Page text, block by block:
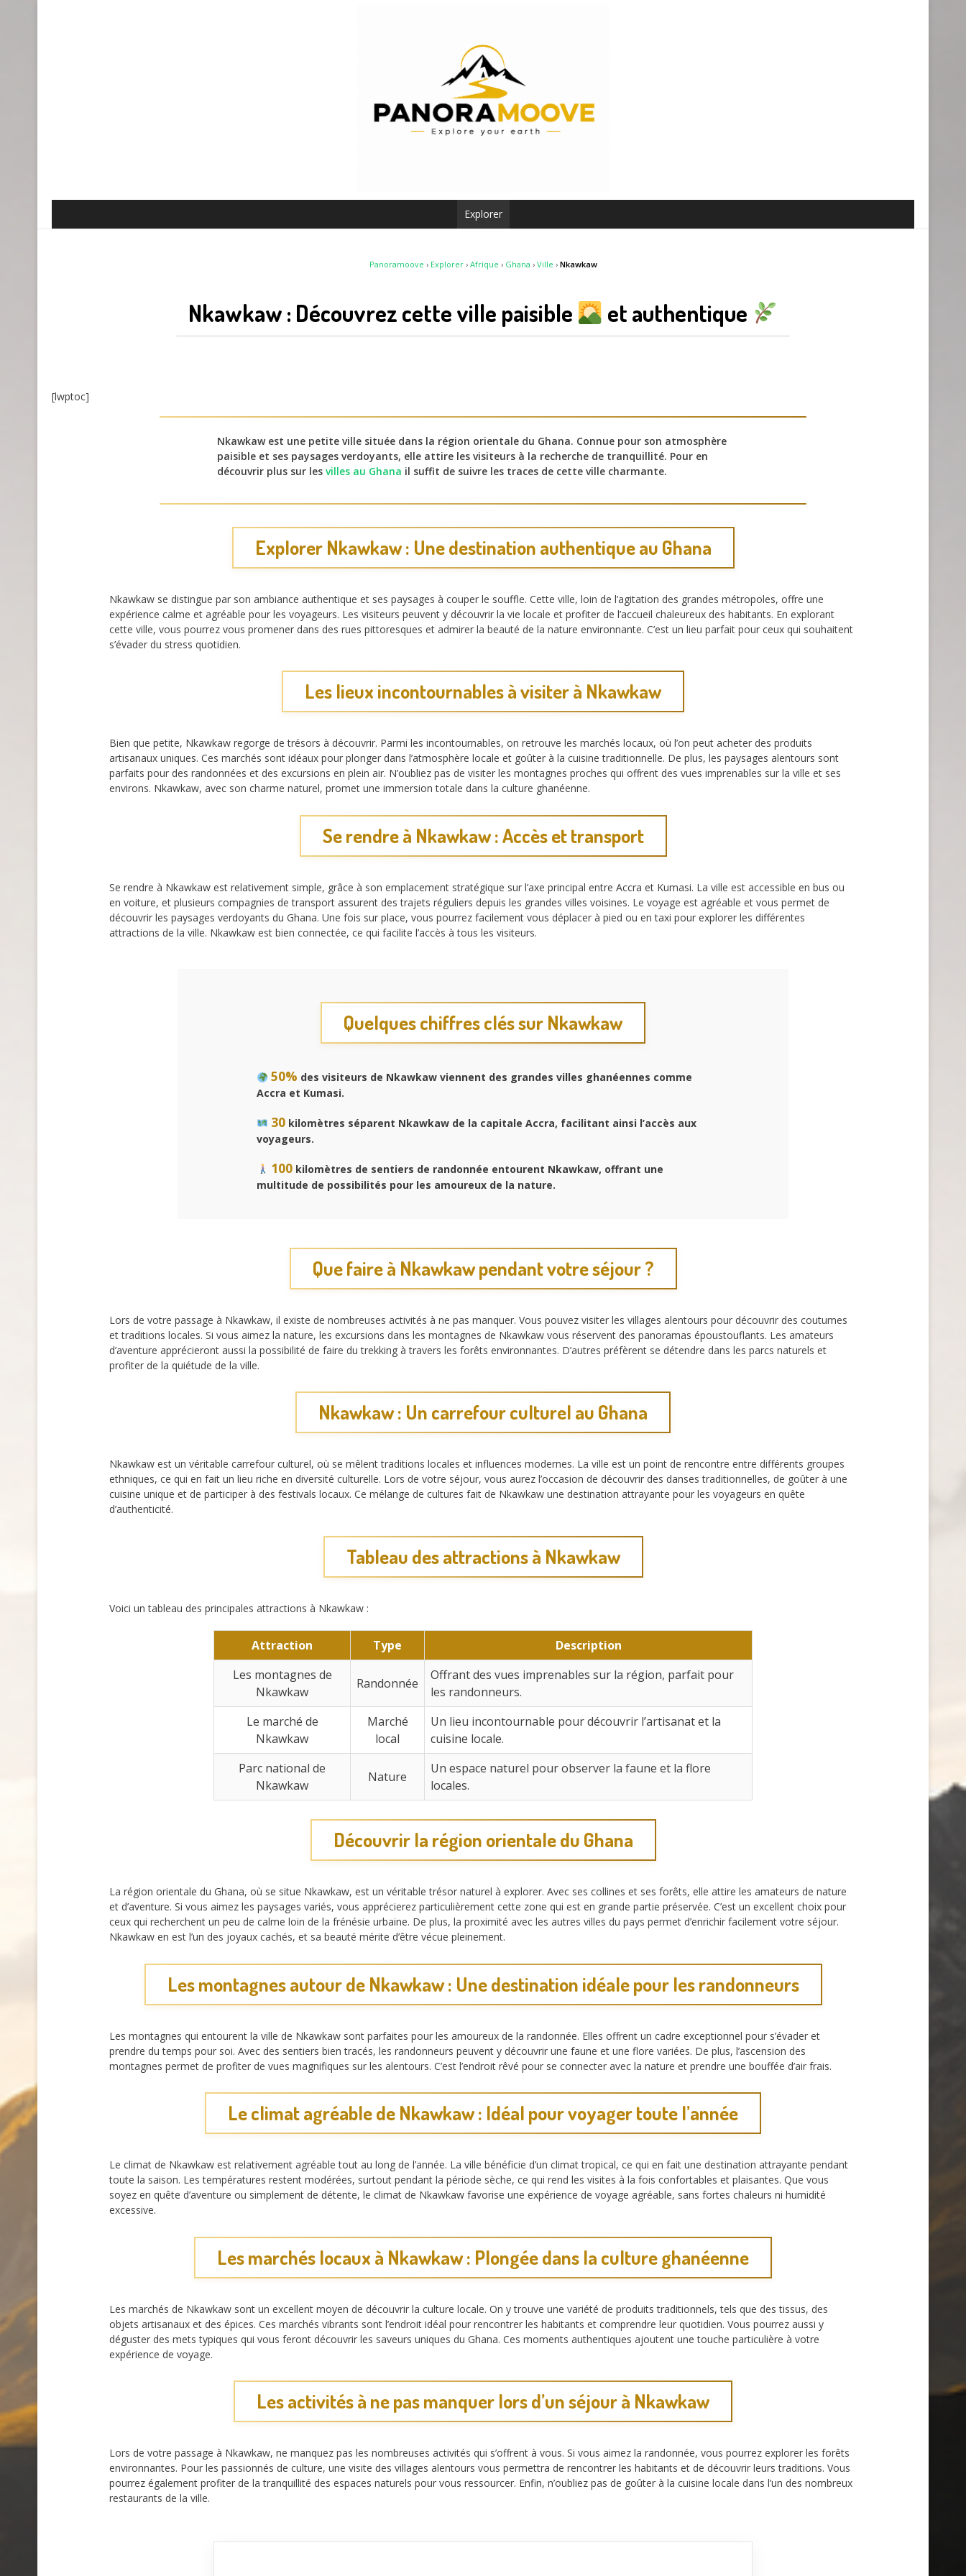
Explorer
Panoramoove › Explorer› Afrique › Ghana › Ville › Nkawkaw
Nkawkaw : Découvrez cette ville paisible et authentique
[lwptoc]
Nkawkaw est une petite ville située dans la région orientale du Ghana. Connue pour son atmosphère
paisible et ses paysages verdoyants, elle attire les visiteurs à la recherche de tranquillité. Pour en
découvrir plus sur les villes au Ghana il suffit de suivre les traces de cette ville charmante.
Explorer Nkawkaw : Une destination authentique au Ghana
Nkawkaw se distingue par son ambiance authentique et ses paysages à couper le souffle. Cette ville, loin de l’agitation des grandes métropoles, offre une
expérience calme et agréable pour les voyageurs. Les visiteurs peuvent y découvrir la vie locale et profiter de l’accueil chaleureux des habitants. En explorant
cette ville, vous pourrez vous promener dans des rues pittoresques et admirer la beauté de la nature environnante. C’est un lieu parfait pour ceux qui souhaitent
s’évader du stress quotidien.
Les lieux incontournables à visiter à Nkawkaw
Bien que petite, Nkawkaw regorge de trésors à découvrir. Parmi les incontournables, on retrouve les marchés locaux, où l’on peut acheter des produits
artisanaux uniques. Ces marchés sont idéaux pour plonger dans l’atmosphère locale et goûter à la cuisine traditionnelle. De plus, les paysages alentours sont
parfaits pour des randonnées et des excursions en plein air. N’oubliez pas de visiter les montagnes proches qui offrent des vues imprenables sur la ville et ses
environs. Nkawkaw, avec son charme naturel, promet une immersion totale dans la culture ghanéenne.
Se rendre à Nkawkaw : Accès et transport
Se rendre à Nkawkaw est relativement simple, grâce à son emplacement stratégique sur l’axe principal entre Accra et Kumasi. La ville est accessible en bus ou
en voiture, et plusieurs compagnies de transport assurent des trajets réguliers depuis les grandes villes voisines. Le voyage est agréable et vous permet de
découvrir les paysages verdoyants du Ghana. Une fois sur place, vous pourrez facilement vous déplacer à pied ou en taxi pour explorer les différentes
attractions de la ville. Nkawkaw est bien connectée, ce qui facilite l’accès à tous les visiteurs.
Quelques chiffres clés sur Nkawkaw
50% des visiteurs de Nkawkaw viennent des grandes villes ghanéennes comme
Accra et Kumasi.
30kilomètres séparent Nkawkaw de la capitale Accra, facilitant ainsi l’accès aux
voyageurs.
100kilomètres de sentiers de randonnée entourent Nkawkaw, offrant une
multitude de possibilités pour les amoureux de la nature.
Que faire à Nkawkaw pendant votre séjour ?
Lors de votre passage à Nkawkaw, il existe de nombreuses activités à ne pas manquer. Vous pouvez visiter les villages alentours pour découvrir des coutumes
et traditions locales. Si vous aimez la nature, les excursions dans les montagnes de Nkawkaw vous réservent des panoramas époustouflants. Les amateurs
d’aventure apprécieront aussi la possibilité de faire du trekking à travers les forêts environnantes. D’autres préfèrent se détendre dans les parcs naturels et
profiter de la quiétude de la ville.
Nkawkaw : Un carrefour culturel au Ghana
Nkawkaw est un véritable carrefour culturel, où se mêlent traditions locales et influences modernes. La ville est un point de rencontre entre différents groupes
ethniques, ce qui en fait un lieu riche en diversité culturelle. Lors de votre séjour, vous aurez l’occasion de découvrir des danses traditionnelles, de goûter à une
cuisine unique et de participer à des festivals locaux. Ce mélange de cultures fait de Nkawkaw une destination attrayante pour les voyageurs en quête
d’authenticité.
Tableau des attractions à Nkawkaw
Voici un tableau des principales attractions à Nkawkaw :
Attraction Type
Description
Les montagnes de
Nkawkaw
Randonnée
Offrant des vues imprenables sur la région, parfait pour
les randonneurs.
Le marché de
Nkawkaw
Marché
local
Un lieu incontournable pour découvrir l’artisanat et la
cuisine locale.
Parc national de
Nkawkaw
Nature
Un espace naturel pour observer la faune et la flore
locales.
Découvrir la région orientale du Ghana
La région orientale du Ghana, où se situe Nkawkaw, est un véritable trésor naturel à explorer. Avec ses collines et ses forêts, elle attire les amateurs de nature
et d’aventure. Si vous aimez les paysages variés, vous apprécierez particulièrement cette zone qui est en grande partie préservée. C’est un excellent choix pour
ceux qui recherchent un peu de calme loin de la frénésie urbaine. De plus, la proximité avec les autres villes du pays permet d’enrichir facilement votre séjour.
Nkawkaw en est l’un des joyaux cachés, et sa beauté mérite d’être vécue pleinement.
Les montagnes autour de Nkawkaw : Une destination idéale pour les randonneurs
Les montagnes qui entourent la ville de Nkawkaw sont parfaites pour les amoureux de la randonnée. Elles offrent un cadre exceptionnel pour s’évader et
prendre du temps pour soi. Avec des sentiers bien tracés, les randonneurs peuvent y découvrir une faune et une flore variées. De plus, l’ascension des
montagnes permet de profiter de vues magnifiques sur les alentours. C’est l’endroit rêvé pour se connecter avec la nature et prendre une bouffée d’air frais.
Le climat agréable de Nkawkaw : Idéal pour voyager toute l’année
Le climat de Nkawkaw est relativement agréable tout au long de l’année. La ville bénéficie d’un climat tropical, ce qui en fait une destination attrayante pendant
toute la saison. Les températures restent modérées, surtout pendant la période sèche, ce qui rend les visites à la fois confortables et plaisantes. Que vous
soyez en quête d’aventure ou simplement de détente, le climat de Nkawkaw favorise une expérience de voyage agréable, sans fortes chaleurs ni humidité
excessive.
Les marchés locaux à Nkawkaw : Plongée dans la culture ghanéenne
Les marchés de Nkawkaw sont un excellent moyen de découvrir la culture locale. On y trouve une variété de produits traditionnels, tels que des tissus, des
objets artisanaux et des épices. Ces marchés vibrants sont l’endroit idéal pour rencontrer les habitants et comprendre leur quotidien. Vous pourrez aussi y
déguster des mets typiques qui vous feront découvrir les saveurs uniques du Ghana. Ces moments authentiques ajoutent une touche particulière à votre
expérience de voyage.
Les activités à ne pas manquer lors d’un séjour à Nkawkaw
Lors de votre passage à Nkawkaw, ne manquez pas les nombreuses activités qui s’offrent à vous. Si vous aimez la randonnée, vous pourrez explorer les forêts
environnantes. Pour les passionnés de culture, une visite des villages alentours vous permettra de rencontrer les habitants et de découvrir leurs traditions. Vous
pourrez également profiter de la tranquillité des espaces naturels pour vous ressourcer. Enfin, n’oubliez pas de goûter à la cuisine locale dans l’un des nombreux
restaurants de la ville.